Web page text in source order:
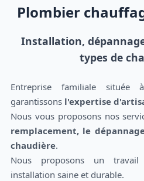
Plombier
Installation,
types de
Entreprise familiale située
garantissons l'expertise
Nous vous proposons nos
remplacement, le
chaudière.
Nous proposons un
installation saine et durable.